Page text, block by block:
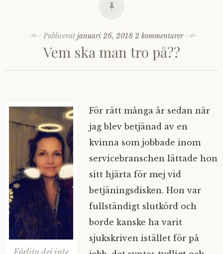
Publicerat januari 26, 2018 2 kommentarer
Vem ska man tro på??
Förlita dej inte
För rätt många år sedan när
jag blev betjänad av en
kvinna som jobbade inom
servicebranschen lättade hon
sitt hjärta för mej vid
betjäningsdisken. Hon var
fullständigt slutkörd och
borde kanske ha varit
sjukskriven istället för på